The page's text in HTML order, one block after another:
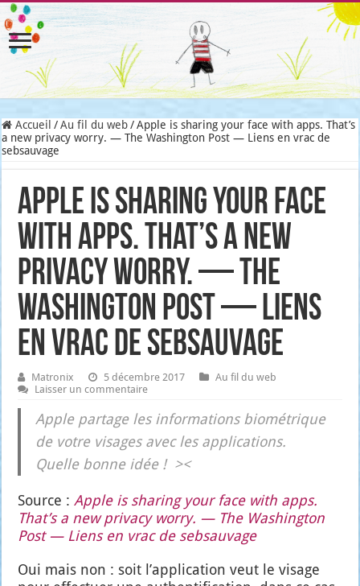
Accueil / Au fil du web / Apple is sharing your face with apps. That’s
a new privacy worry. — The Washington Post — Liens en vrac de
sebsauvage
Apple is sharing your face
with apps. That’s a new
privacy worry. — The
Washington Post — Liens
en vrac de sebsauvage
Matronix 5 décembre 2017
Au fil du web
Laisser un commentaire
Apple par­tage les infor­ma­tions bio­mé­trique
de votre visages avec les appli­ca­tions.
Quelle bonne idée ! ><
Source :Apple is sha­ring your face with apps.
That’s a new pri­va­cy wor­ry. — The Washing­ton
Post — Liens en vrac de seb­sau­vage
Oui mais non : soit l’application veut le visage